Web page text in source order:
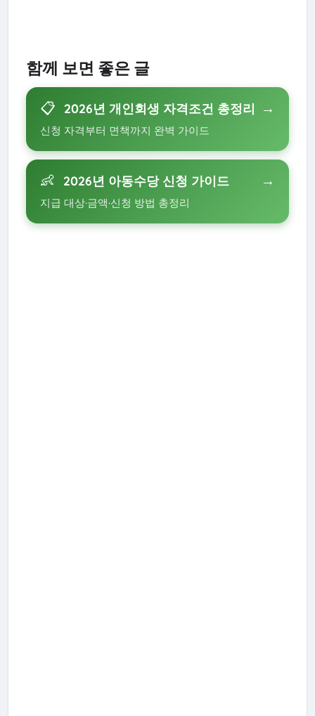
함께 보면 좋은 글
📋 2026년 개인회생 자격조건 총정리 →
신청 자격부터 면책까지 완벽 가이드
👶 2026년 아동수당 신청 가이드 →
지급 대상·금액·신청 방법 총정리